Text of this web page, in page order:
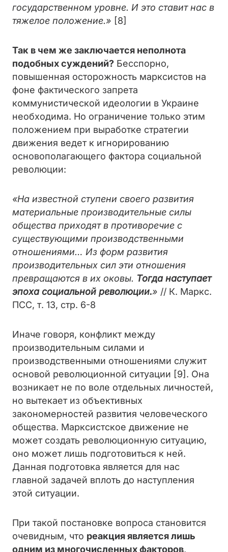
государственном уровне. И это ставит нас в
тяжелое положение.» [8]
Так в чем же заключается неполнота
подобных суждений? Бесспорно,
повышенная осторожность марксистов на
фоне фактического запрета
коммунистической идеологии в Украине
необходима. Но ограничение только этим
положением при выработке стратегии
движения ведет к игнорированию
основополагающего фактора социальной
революции:
«На известной ступени своего развития
материальные производительные силы
общества приходят в противоречие с
существующими производственными
отношениями… Из форм развития
производительных сил эти отношения
превращаются в их оковы. Тогда наступает
эпоха социальной революции.» // К. Маркс.
ПСС, т. 13, стр. 6-8
Иначе говоря, конфликт между
производительным силами и
производственными отношениями служит
основой революционной ситуации [9]. Она
возникает не по воле отдельных личностей,
но вытекает из объективных
закономерностей развития человеческого
общества. Марксистское движение не
может создать революционную ситуацию,
оно может лишь подготовиться к ней.
Данная подготовка является для нас
главной задачей вплоть до наступления
этой ситуации.
При такой постановке вопроса становится
очевидным, что реакция является лишь
одним из многочисленных факторов,